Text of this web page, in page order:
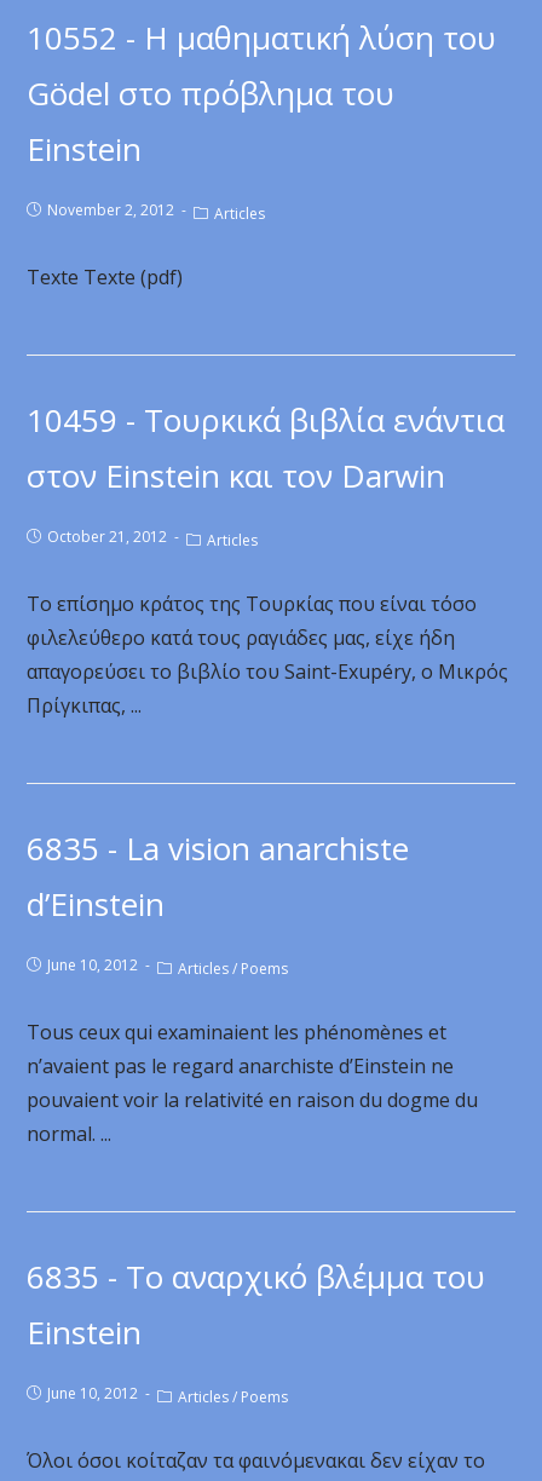
10552 - Η μαθηματική λύση του
Gödel στο πρόβλημα του
Einstein
November 2, 2012 Articles
Texte Texte (pdf)
10459 - Τουρκικά βιβλία ενάντια
στον Einstein και τον Darwin
October 21, 2012 Articles
Το επίσημο κράτος της Τουρκίας που είναι τόσο
φιλελεύθερο κατά τους ραγιάδες μας, είχε ήδη
απαγορεύσει το βιβλίο του Saint-Exupéry, ο Μικρός
Πρίγκιπας, ...
6835 - La vision anarchiste
d’Einstein
June 10, 2012 Articles / Poems
Tous ceux qui examinaient les phénomènes et
n’avaient pas le regard anarchiste d’Einstein ne
pouvaient voir la relativité en raison du dogme du
normal. ...
6835 - Το αναρχικό βλέμμα του
Einstein
June 10, 2012 Articles / Poems
Όλοι όσοι κοίταζαν τα φαινόμενακαι δεν είχαν το